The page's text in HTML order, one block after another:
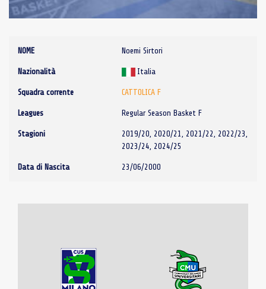
NOME Noemi Sirtori
Nazionalità Italia
Squadra corrente CATTOLICA F
Leagues Regular Season Basket F
Stagioni
2019/20, 2020/21, 2021/22, 2022/23,
2023/24, 2024/25
Data di Nascita 23/06/2000